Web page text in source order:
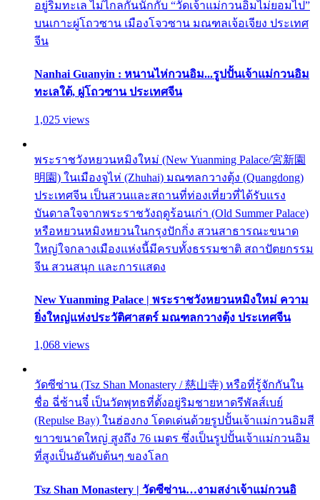
อยู่ริมทะเล ไม่ไกลกันนักกับ “วัดเจ้าแม่กวนอิมไม่ยอมไป”
บนเกาะผู่โถวซาน เมืองโจวซาน มณฑลเจ้อเจียง ประเทศ
จีน
Nanhai Guanyin : หนานไห่กวนอิม...รูปปั้นเจ้าแม่กวนอิม
ทะเลใต้, ผู่โถวซาน ประเทศจีน
1,025 views
พระราชวังหยวนหมิงใหม่ (New Yuanming Palace/宮新園
明園) ในเมืองจูไห่ (Zhuhai) มณฑลกวางตุ้ง (Quangdong)
ประเทศจีน เป็นสวนและสถานที่ท่องเที่ยวที่ได้รับแรง
บันดาลใจจากพระราชวังฤดูร้อนเก่า (Old Summer Palace)
หรือหยวนหมิงหยวนในกรุงปักกิ่ง สวนสาธารณะขนาด
ใหญ่ใจกลางเมืองแห่งนี้มีครบทั้งธรรมชาติ สถาปัตยกรรม
จีน สวนสนุก และการแสดง
New Yuanming Palace | พระราชวังหยวนหมิงใหม่ ความ
ยิ่งใหญ่แห่งประวัติศาสตร์ มณฑลกวางตุ้ง ประเทศจีน
1,068 views
วัดซีซ่าน (Tsz Shan Monastery / 慈山寺) หรือที่รู้จักกันใน
ชื่อ ฉี่ซ้านจี๋ เป็นวัดพุทธที่ตั้งอยู่ริมชายหาดรีพัลส์เบย์
(Repulse Bay) ในฮ่องกง โดดเด่นด้วยรูปปั้นเจ้าแม่กวนอิมสี
ขาวขนาดใหญ่ สูงถึง 76 เมตร ซึ่งเป็นรูปปั้นเจ้าแม่กวนอิม
ที่สูงเป็นอันดับต้นๆ ของโลก
Tsz Shan Monastery | วัดซีซ่าน…งามสง่าเจ้าแม่กวนอิ